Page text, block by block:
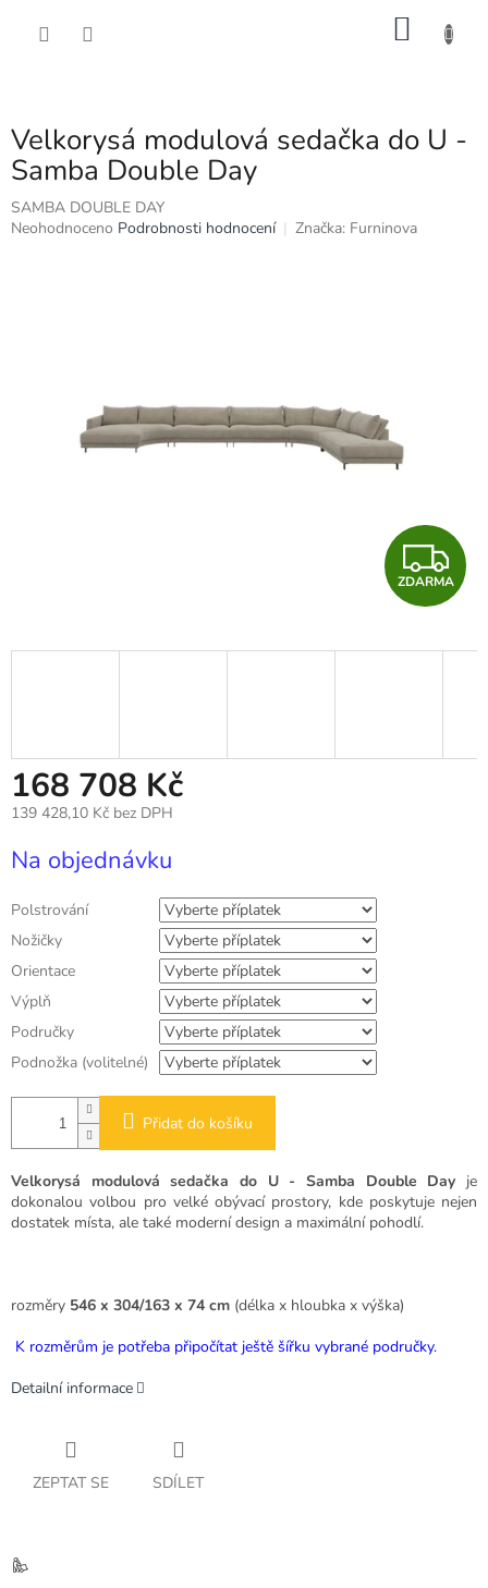
Velkorysá modulová sedačka do U -
Samba Double Day
SAMBA DOUBLE DAY
Průměrné
Neohodnoceno Podrobnosti hodnocení Značka: Furninova
Z
D
A
ZDARMA
168 708 Kč
139 428,10 Kč bez DPH
cena:
Na objednávku
Polstrování
Nožičky
Orientace
Výplň
Područky
Podnožka (volitelné)
Přidat do košíku
Velkorysá modulová sedačka do U - Samba Double Day je
dokonalou volbou pro velké obývací prostory, kde poskytuje nejen
dostatek místa, ale také moderní design a maximální pohodlí.
rozměry 546 x 304/163 x 74 cm (délka x hloubka x výška)
K rozměrům je potřeba připočítat ještě šířku vybrané područky.
Detailní informace
ZEPTAT SE SDÍLET